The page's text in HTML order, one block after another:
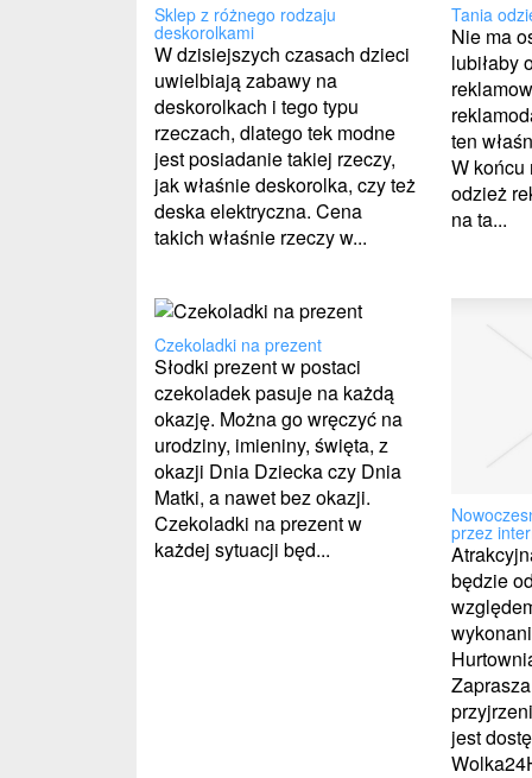
Sklep z różnego rodzaju
deskorolkami
W dzisiejszych czasach dzieci
uwielbiają zabawy na
deskorolkach i tego typu
rzeczach, dlatego tek modne
jest posiadanie takiej rzeczy,
jak właśnie deskorolka, czy też
deska elektryczna. Cena
takich właśnie rzeczy w...
Tania
Nie ma
lubiłaby
ten
W końcu
odzież
na ta...
Czekoladki na prezent
Słodki prezent w postaci
czekoladek pasuje na każdą
okazję. Można go wręczyć na
urodziny, imieniny, święta, z
okazji Dnia Dziecka czy Dnia
Matki, a nawet bez okazji.
Czekoladki na prezent w
każdej sytuacji będ...
przez
będzie
jest